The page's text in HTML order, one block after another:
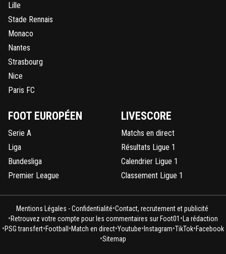
Lille
Stade Rennais
Monaco
Nantes
Strasbourg
Nice
Paris FC
FOOT EUROPÉEN
Serie A
Liga
Bundesliga
Premier League
LIVESCORE
Matchs en direct
Résultats Ligue 1
Calendrier Ligue 1
Classement Ligue 1
Mentions Légales - Confidentialité•Contact, recrutement et publicité
•Retrouvez votre compte pour les commentaires sur Foot01 • La rédaction
•PSG transfert•Football •Match en direct•Youtube• Instagram•TikTok•Facebook
•Sitemap